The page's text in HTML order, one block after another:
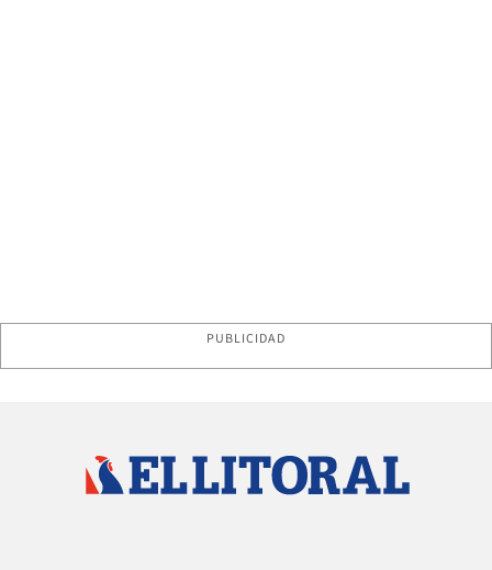
PUBLICIDAD